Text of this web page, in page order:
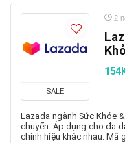
SALE
2
Lazada ngành Sức Khỏe
chuyển. Áp dụng cho đa
chính hiệu khác nhau. Mã